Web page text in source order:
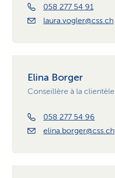
058 277 54 91
laura.vogler@css.ch
Elina Borger
Conseillère à la clientèle
058 277 54 96
elina.borger@css.ch